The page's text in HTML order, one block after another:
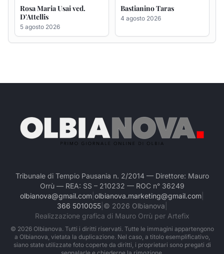
Tribunale di Tempio Pausania n. 2/2014 — Direttore: Mauro
Orrù — REA: SS – 210232 — ROC n° 36249
olbianova@gmail.com olbianova.marketing@gmail.com
366 5010055| © 2026 Olbianova
Realizzazione grafica di Mauro Orrù per Artefix
© 2026Olbianova. Tutti i diritti riservati. Tutte le immagini appartengono
a Olbianova, vietata la duplicazione. Nel caso, a titolo esemplificativo,
siano state utilizzate foto coperte da diritti, i proprietari sono pregati di